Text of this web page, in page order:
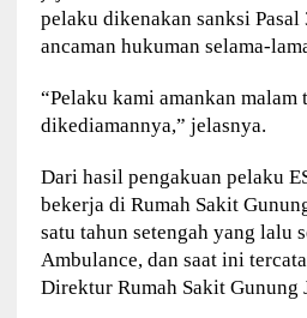
pelaku dikenakan sanksi Pasal
ancaman hukuman selama-
“Pelaku kami amankan
dikediamannya,” jelasnya.
Dari hasil pengakuan pelaku
bekerja di Rumah Sakit
satu tahun setengah yang lalu
Ambulance, dan saat ini
Direktur Rumah Sakit Gunung